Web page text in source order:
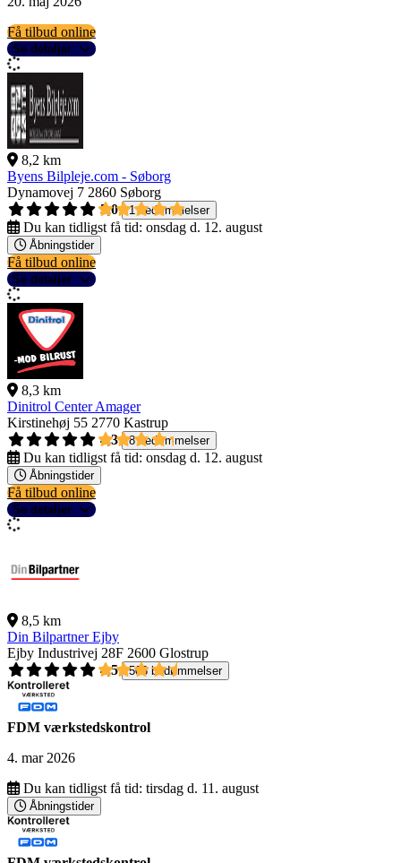
Få tilbud online
Se detaljer
8,2 km
Byens Bilpleje.com - Søborg
Dynamovej 7 2860 Søborg
5,0
1 bedømmelser
Du kan tidligst få tid: onsdag d. 12. august
Åbningstider
Få tilbud online
Se detaljer
8,3 km
Dinitrol Center Amager
Kirstinehøj 55 2770 Kastrup
4,3
8 bedømmelser
Du kan tidligst få tid: onsdag d. 12. august
Åbningstider
Få tilbud online
Se detaljer
8,5 km
Din Bilpartner Ejby
Ejby Industrivej 28F 2600 Glostrup
4,5
503 bedømmelser
FDM værkstedskontrol
4. mar 2026
Du kan tidligst få tid: tirsdag d. 11. august
Åbningstider